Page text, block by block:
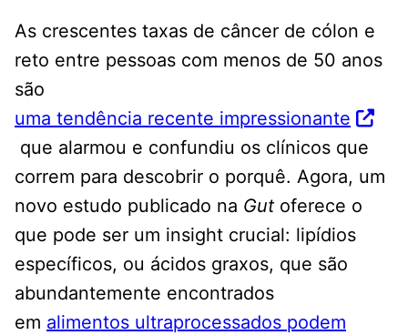
As crescentes taxas de câncer de cólon e
reto entre pessoas com menos de 50 anos
são
uma tendência recente impressionante
que alarmou e confundiu os clínicos que
correm para descobrir o porquê. Agora, um
novo estudo publicado na Gut oferece o
que pode ser um insight crucial: lipídios
específicos, ou ácidos graxos, que são
abundantemente encontrados
em alimentos ultraprocessados ​​podem